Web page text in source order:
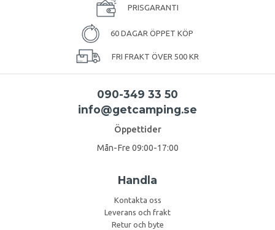
PRISGARANTI
60 DAGAR ÖPPET KÖP
FRI FRAKT ÖVER 500 KR
090-349 33 50
info@getcamping.se
Öppettider
Mån-Fre 09:00-17:00
Handla
Kontakta oss
Leverans och frakt
Retur och byte